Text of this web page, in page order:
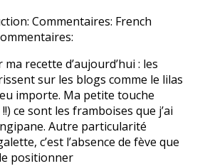
Commentaires: French
recette d’aujourd’hui : les
sur les blogs comme le lilas
importe. Ma petite touche
ce sont les framboises que j’ai
Autre particularité
c’est l’absence de fève que
positionner